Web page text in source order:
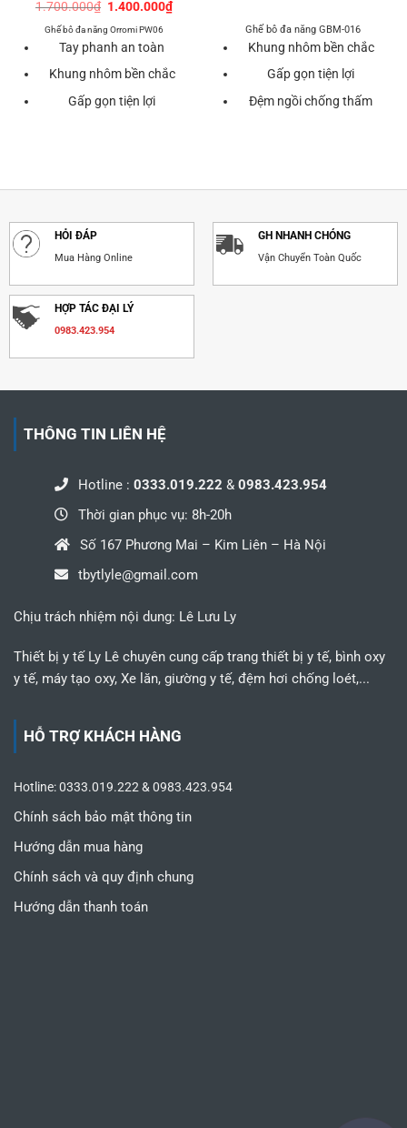
1.700.000₫ Giá
là:
1.700.000₫.
1.400.000₫Giá
hiện
1.400.000₫.
Ghế bô đa năng Orromi PW06
Tay phanh an toàn
Khung nhôm bền chắc
Gấp gọn tiện lợi
2.700.000₫.
Ghế bô đa năng GBM-016
Khung nhôm bền chắc
Gấp gọn tiện lợi
Đệm ngồi chống thấm
HỎI ĐÁP
Mua Hàng Online
GH NHANH CHÓNG
Vận Chuyển Toàn Quốc
HỢP TÁC ĐẠI LÝ
0983.423.954
THÔNG TIN LIÊN HỆ
Hotline : 0333.019.222 & 0983.423.954
Thời gian phục vụ: 8h-20h
Số 167 Phương Mai – Kim Liên – Hà Nội
tbytlyle@gmail.com
Chịu trách nhiệm nội dung: Lê Lưu Ly
Thiết bị y tế Ly Lê chuyên cung cấp trang thiết bị y tế, bình oxy
y tế, máy tạo oxy, Xe lăn, giường y tế, đệm hơi chống loét,...
HỖ TRỢ KHÁCH HÀNG
Hotline: 0333.019.222 & 0983.423.954
Chính sách bảo mật thông tin
Hướng dẫn mua hàng
Chính sách và quy định chung
Hướng dẫn thanh toán